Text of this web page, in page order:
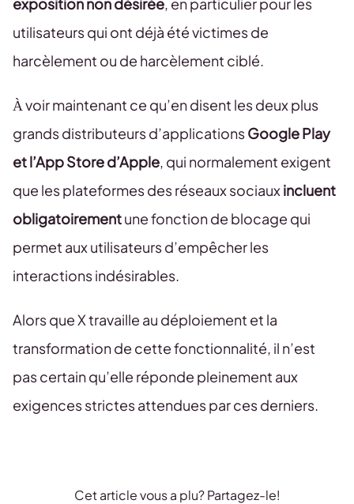
utilisateurs qui ont déjà été victimes de
harcèlement ou de harcèlement ciblé.
À voir maintenant ce qu’en disent les deux plus
grands distributeurs d’applicationsGoogle Play
et l’App Store d’Apple, qui normalement exigent
que les plateformes des réseaux sociauxincluent
obligatoirementune fonction de blocage qui
permet aux utilisateurs d’empêcher les
interactions indésirables.
Alors que X travaille au déploiement et la
transformation de cette fonctionnalité, il n’est
pas certain qu’elle réponde pleinement aux
exigences strictes attendues par ces derniers.
Cet article vous a plu? Partagez-le!